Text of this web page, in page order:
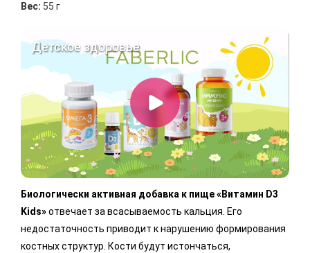
Вес: 55 г
Биологически активная добавка к пище «Витамин D3
Kids»отвечает за всасываемость кальция. Его
недостаточность приводит к нарушению формирования
костных структур. Кости будут истончаться,